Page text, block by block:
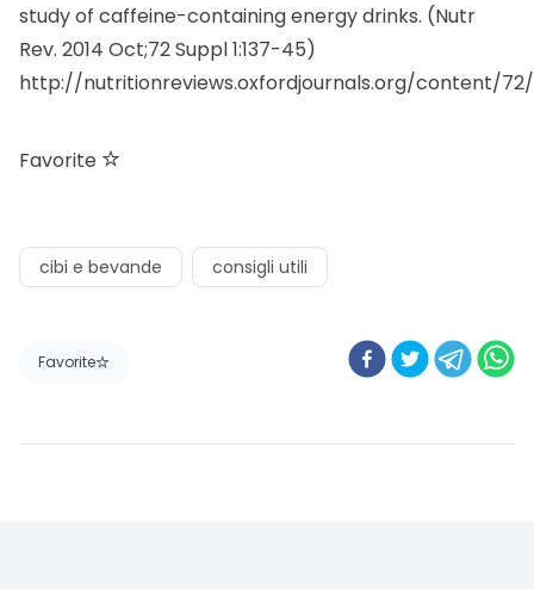
study of caffeine-containing energy drinks. (Nutr
Rev. 2014 Oct;72 Suppl 1:137-45)
http://nutritionreviews.oxfordjournals.org/content/72/
Favorite
cibi e bevande consigli utili
Favorite